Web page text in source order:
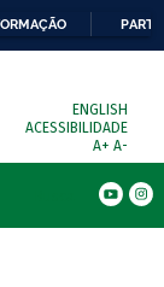
ENGLISH
ACESSIBILIDADE
A+ A-